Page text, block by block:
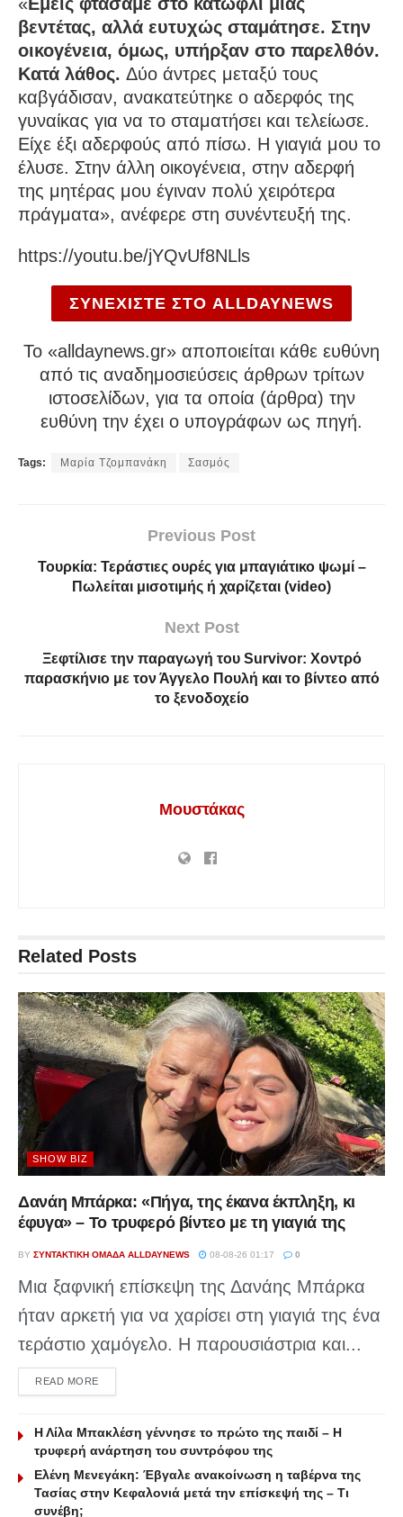
βεντέτας, αλλά ευτυχώς σταμάτησε. Στην
οικογένεια, όμως, υπήρξαν στο παρελθόν.
Κατά λάθος. Δύο άντρες μεταξύ τους
καβγάδισαν, ανακατεύτηκε ο αδερφός της
γυναίκας για να το σταματήσει και τελείωσε.
Είχε έξι αδερφούς από πίσω. Η γιαγιά μου το
έλυσε. Στην άλλη οικογένεια, στην αδερφή
της μητέρας μου έγιναν πολύ χειρότερα
πράγματα», ανέφερε στη συνέντευξή της.
https://youtu.be/jYQvUf8NLls
ΣΥΝΕΧΙΣΤΕ ΣΤΟ ALLDAYNEWS
To «alldaynews.gr» αποποιείται κάθε ευθύνη
από τις αναδημοσιεύσεις άρθρων τρίτων
ιστοσελίδων, για τα οποία (άρθρα) την
ευθύνη την έχει ο υπογράφων ως πηγή.
Tags: Μαρία Τζομπανάκη Σασμός
Previous Post
Τουρκία: Τεράστιες ουρές για μπαγιάτικο ψωμί –
Πωλείται μισοτιμής ή χαρίζεται (video)
Next Post
Ξεφτίλισε την παραγωγή του Survivor: Χοντρό
παρασκήνιο με τον Άγγελο Πουλή και το βίντεο από
το ξενοδοχείο
Μουστάκας
Related Posts
SHOW BIZ
Δανάη Μπάρκα: «Πήγα, της έκανα έκπληξη, κι
έφυγα» – Το τρυφερό βίντεο με τη γιαγιά της
BY ΣΥΝΤΑΚΤΙΚΉ ΟΜΆΔΑ ALLDAYNEWS 08-08-26 01:17 0
Μια ξαφνική επίσκεψη της Δανάης Μπάρκα
ήταν αρκετή για να χαρίσει στη γιαγιά της ένα
τεράστιο χαμόγελο. Η παρουσιάστρια και...
READ MOREDETAILS
Η Λίλα Μπακλέση γέννησε το πρώτο της παιδί – Η
τρυφερή ανάρτηση του συντρόφου της
Ελένη Μενεγάκη: Έβγαλε ανακοίνωση η ταβέρνα της
Τασίας στην Κεφαλονιά μετά την επίσκεψή της – Τι
συνέβη;